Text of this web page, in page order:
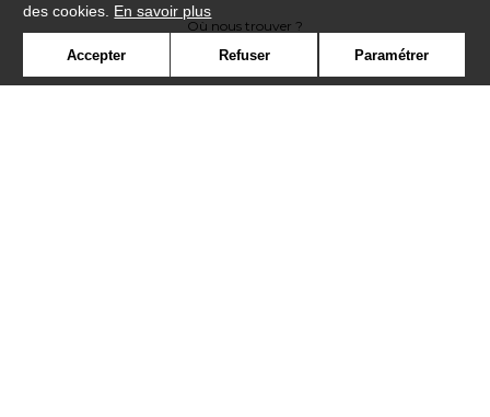
Où nous trouver ?
des cookies. En savoir plus
Accepter Refuser Paramétrer